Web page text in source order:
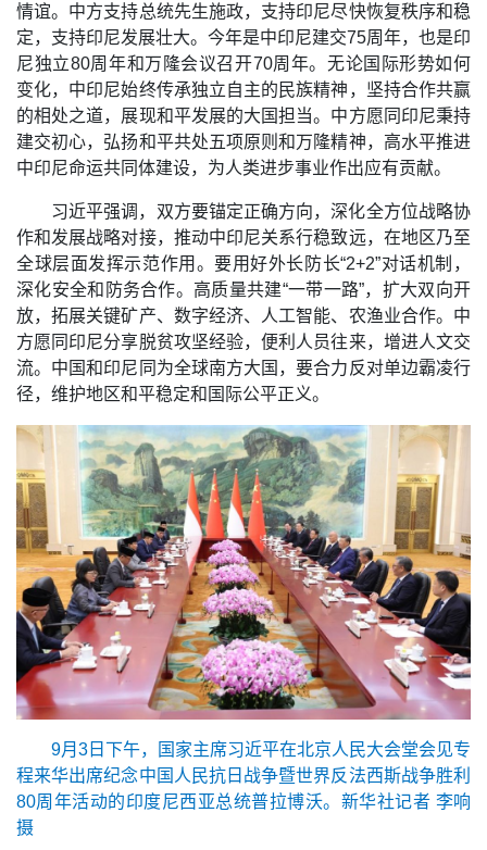
情谊。中方支持总统先生施政，支持印尼尽快恢复秩序和稳
定，支持印尼发展壮大。今年是中印尼建交75周年，也是印
尼独立80周年和万隆会议召开70周年。无论国际形势如何
变化，中印尼始终传承独立自主的民族精神，坚持合作共赢
的相处之道，展现和平发展的大国担当。中方愿同印尼秉持
建交初心，弘扬和平共处五项原则和万隆精神，高水平推进
中印尼命运共同体建设，为人类进步事业作出应有贡献。
习近平强调，双方要锚定正确方向，深化全方位战略协
作和发展战略对接，推动中印尼关系行稳致远，在地区乃至
全球层面发挥示范作用。要用好外长防长“2+2”对话机制，
深化安全和防务合作。高质量共建“一带一路”，扩大双向开
放，拓展关键矿产、数字经济、人工智能、农渔业合作。中
方愿同印尼分享脱贫攻坚经验，便利人员往来，增进人文交
流。中国和印尼同为全球南方大国，要合力反对单边霸凌行
径，维护地区和平稳定和国际公平正义。
9月3日下午，国家主席习近平在北京人民大会堂会见专
程来华出席纪念中国人民抗日战争暨世界反法西斯战争胜利
80周年活动的印度尼西亚总统普拉博沃。新华社记者 李响
摄